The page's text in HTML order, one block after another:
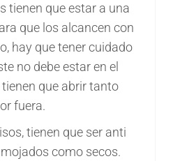
tienen que estar a una
que los alcancen con
hay que tener cuidado
no debe estar en el
que abrir tanto
fuera.
tienen que ser anti
como secos.